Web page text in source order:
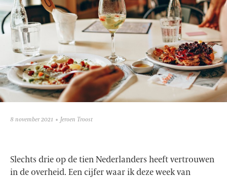
8 november 2021 Jeroen Troost
Slechts drie op de tien Nederlanders heeft vertrouwen
in de overheid. Een cijfer waar ik deze week van